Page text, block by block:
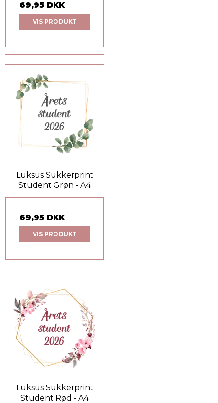
69,95 DKK
VIS PRODUKT
Luksus Sukkerprint
Student Grøn - A4
69,95 DKK
VIS PRODUKT
Luksus Sukkerprint
Student Rød - A4